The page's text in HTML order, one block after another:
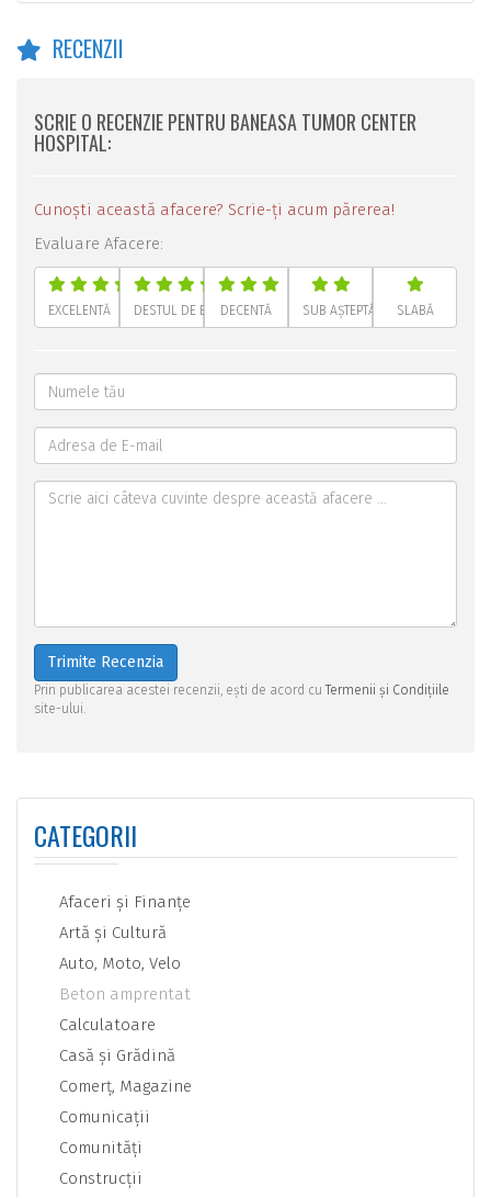
RECENZII
SCRIE O RECENZIE PENTRU BANEASA TUMOR CENTER
HOSPITAL:
Cunoști această afacere? Scrie-ți acum părerea!
Evaluare Afacere:
EXCELENTĂ DESTUL DE BUNĂDECENTĂ SUB AȘTEPTĂRI SLABĂ
Trimite Recenzia
Prin publicarea acestei recenzii, ești de acord cuTermenii și Condițiile
site-ului.
CATEGORII
Afaceri şi Finanţe
Artă şi Cultură
Auto, Moto, Velo
Beton amprentat
Calculatoare
Casă şi Grădină
Comerţ, Magazine
Comunicaţii
Comunităţi
Construcţii